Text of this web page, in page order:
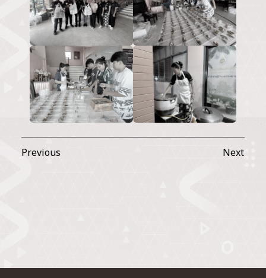
Previous Next